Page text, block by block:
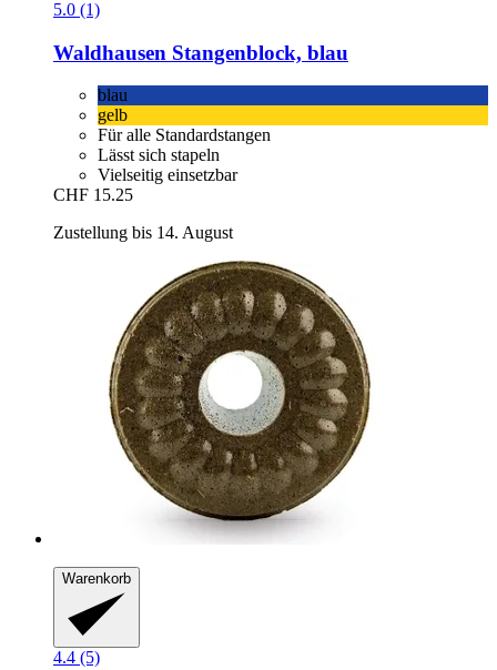
5.0 (1)
Waldhausen Stangenblock, blau
blau
gelb
Für alle Standardstangen
Lässt sich stapeln
Vielseitig einsetzbar
CHF 15.25
Zustellung bis 14. August
Warenkorb
4.4 (5)